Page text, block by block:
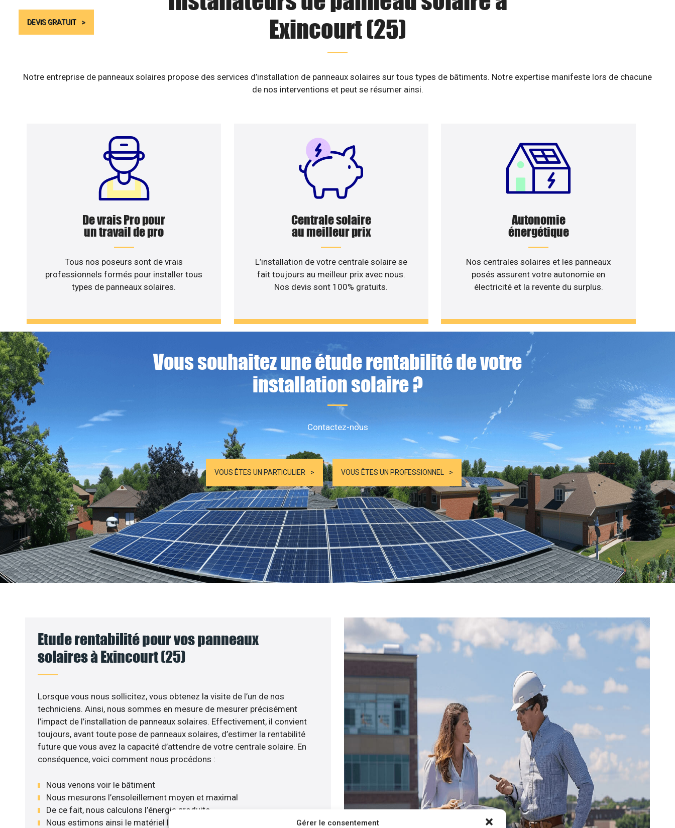
Gérer le consentement
DEVIS GRATUIT
Exincourt (25)
Notre entreprise de panneaux solaires propose des services d’installation de panneaux solaires sur tous types de bâtiments. Notre expertise manifeste lors de chacune
de nos interventions et peut se résumer ainsi.
De vrais Pro pour
un travail de pro
Tous nos poseurs sont de vrais
professionnels formés pour installer tous
types de panneaux solaires.
Centrale solaire
au meilleur prix
L’installation de votre centrale solaire se
fait toujours au meilleur prix avec nous.
Nos devis sont 100% gratuits.
Autonomie
énergétique
Nos centrales solaires et les panneaux
posés assurent votre autonomie en
électricité et la revente du surplus.
Vous souhaitez une étude rentabilité de votre
installation solaire ?
Contactez-nous
VOUS ÊTES UN PARTICULIER VOUS ÊTES UN PROFESSIONNEL
Etude rentabilité pour vos panneaux
solaires à Exincourt (25)
Lorsque vous nous sollicitez, vous obtenez la visite de l’un de nos
techniciens. Ainsi, nous sommes en mesure de mesurer précisément
l’impact de l’installation de panneaux solaires. Effectivement, il convient
toujours, avant toute pose de panneaux solaires, d’estimer la rentabilité
future que vous avez la capacité d’attendre de votre centrale solaire. En
conséquence, voici comment nous procédons :
Nous venons voir le bâtiment
Nous mesurons l’ensoleillement moyen et maximal
De ce fait, nous calculons l’énergie produite
Nous estimons ainsi le matériel le plus adéquat